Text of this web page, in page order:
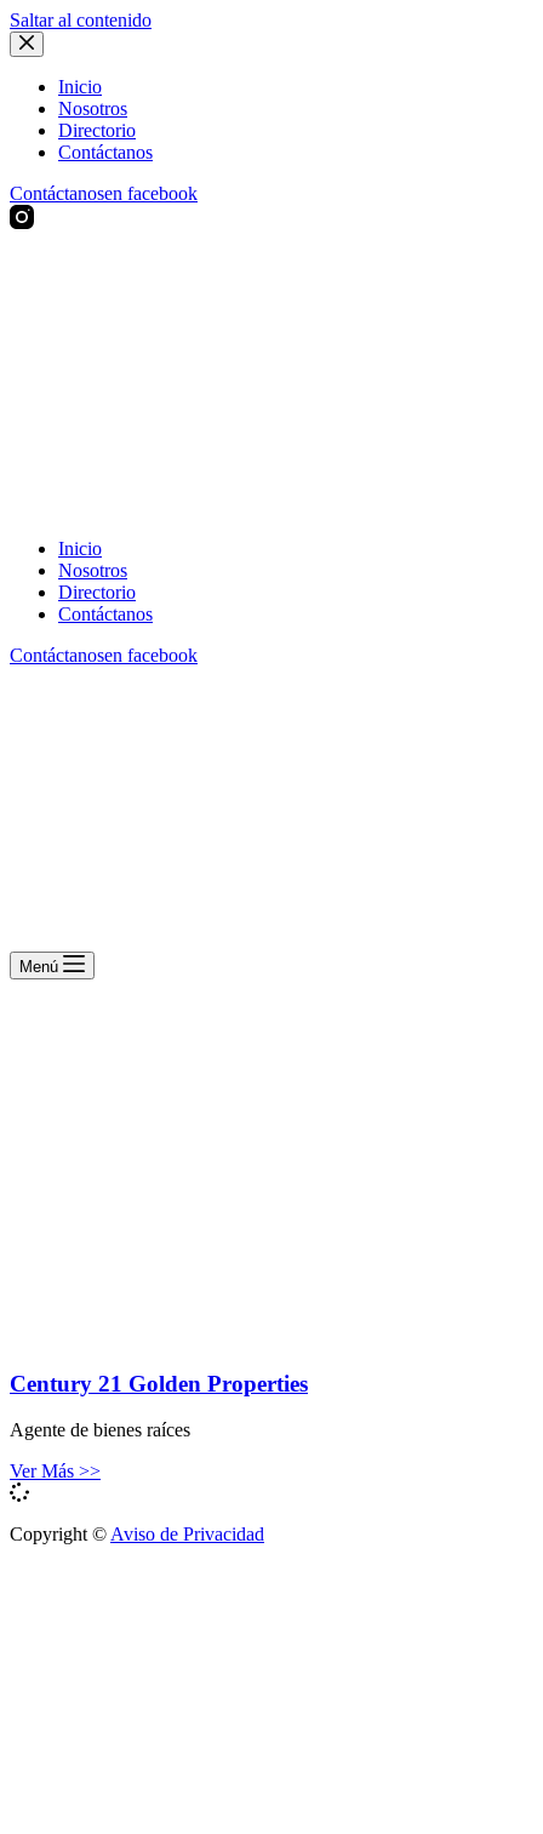
Saltar al contenido
Inicio
Nosotros
Directorio
Contáctanos
Contáctanosen facebook
Inicio
Nosotros
Directorio
Contáctanos
Contáctanosen facebook
Menú
Century 21 Golden Properties
Agente de bienes raíces
Ver Más >>
Copyright ©Aviso de Privacidad